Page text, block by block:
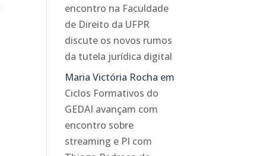
encontro na Faculdade
de Direito da UFPR
discute os novos rumos
da tutela jurídica digital
Maria Victória Rocha em
Ciclos Formativos do
GEDAI avançam com
encontro sobre
streaming e PI com